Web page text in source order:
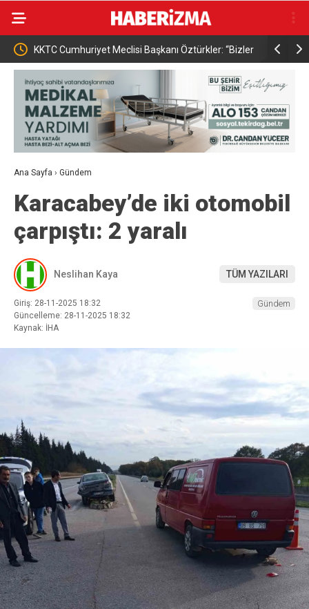
Başkanı Öztürkler: “Bizler
eşit uluslararası
Osmangazi Belediyesi çocuklara okuma
Ana Sayfa › Gündem
Karacabey’de iki otomobil
çarpıştı: 2 yaralı
Neslihan Kaya TÜM YAZILARI
Giriş: 28-11-2025 18:32
Güncelleme: 28-11-2025 18:32
Kaynak: İHA
Gündem